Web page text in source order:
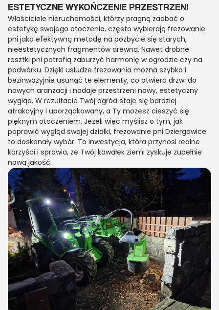
ESTETYCZNE WYKOŃCZENIE PRZESTRZENI
Właściciele nieruchomości, którzy pragną zadbać o
estetykę swojego otoczenia, często wybierają frezowanie
pni jako efektywną metodę na pozbycie się starych,
nieestetycznych fragmentów drewna. Nawet drobne
resztki pni potrafią zaburzyć harmonię w ogrodzie czy na
podwórku. Dzięki usłudze frezowania można szybko i
bezinwazyjnie usunąć te elementy, co otwiera drzwi do
nowych aranżacji i nadaje przestrzeni nowy, estetyczny
wygląd. W rezultacie Twój ogród staje się bardziej
atrakcyjny i uporządkowany, a Ty możesz cieszyć się
pięknym otoczeniem. Jeżeli więc myślisz o tym, jak
poprawić wygląd swojej działki, frezowanie pni Dziergowice
to doskonały wybór. To inwestycja, która przynosi realne
korzyści i sprawia, że Twój kawałek ziemi zyskuje zupełnie
nową jakość.